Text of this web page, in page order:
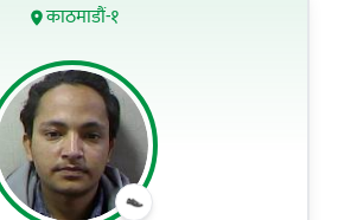
काठमाडौं-१